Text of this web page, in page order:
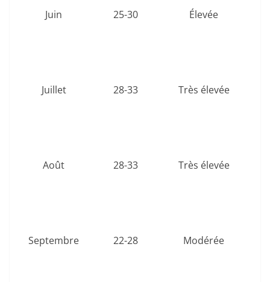
Juin
25-30 Élevée
Juillet
28-33 Très élevée
Août
28-33 Très élevée
Septembre
22-28 Modérée